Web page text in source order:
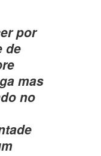
por
de
mas
no